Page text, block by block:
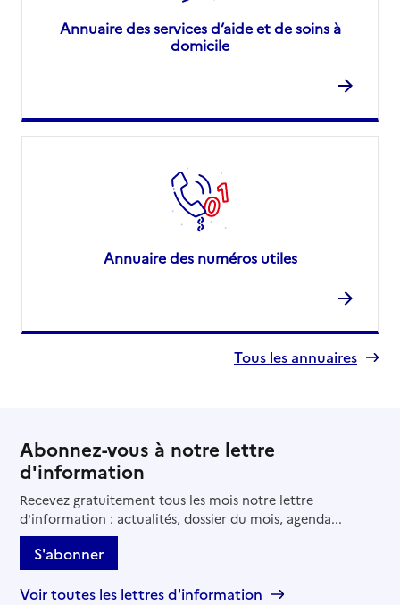
Annuaire des services d’aide et de soins à
domicile
Annuaire des numéros utiles
Tous les annuaires
Abonnez-vous à notre lettre
d'information
Recevez gratuitement tous les mois notre lettre
d'information : actualités, dossier du mois, agenda...
S'abonner
Voir toutes les lettres d'information